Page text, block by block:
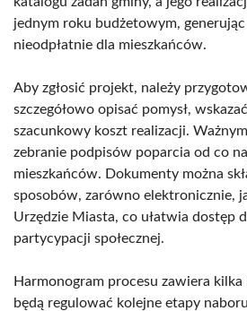
jednym roku budżetowym,
nieodpłatnie dla mieszkańców.
Aby zgłosić projekt, należy
szczegółowo opisać pomysł,
szacunkowy koszt realizacji.
zebranie podpisów poparcia od co
mieszkańców. Dokumenty można
sposobów, zarówno elektronicznie,
Urzędzie Miasta, co ułatwia dostęp
partycypacji społecznej.
Harmonogram procesu zawiera
będą regulować kolejne etapy